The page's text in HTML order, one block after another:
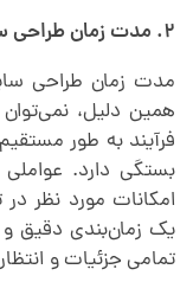
۲. مدت زمان طراحی سایت چقدر است؟
مدت زمان طراحی
همین دلیل،
فرآیند به طور
بستگی دارد.
امکانات مورد نظر در
یک زمان‌بندی دقیق
تمامی جزئیات و